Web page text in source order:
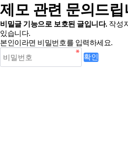
제모 관련 문의드립
비밀글 기능으로 보호된 글입니다.작성
있습니다.
본인이라면 비밀번호를 입력하세요.